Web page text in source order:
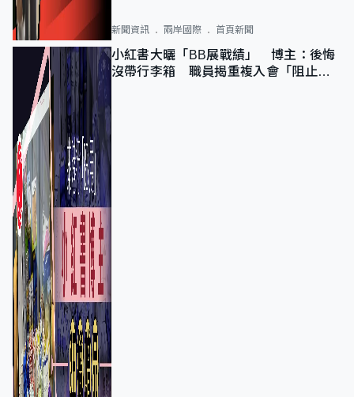
新聞資訊 兩岸國際 首頁新聞
小紅書大曬「BB展戰績」 博主：後悔
沒帶行李箱 職員揭重複入會「阻止唔